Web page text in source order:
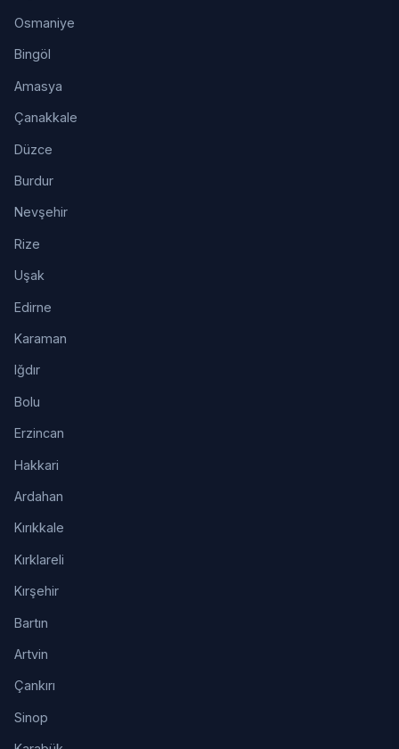
Osmaniye
Bingöl
Amasya
Çanakkale
Düzce
Burdur
Nevşehir
Rize
Uşak
Edirne
Karaman
Iğdır
Bolu
Erzincan
Hakkari
Ardahan
Kırıkkale
Kırklareli
Kırşehir
Bartın
Artvin
Çankırı
Sinop